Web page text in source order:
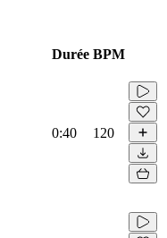
Durée BPM
0:40 120